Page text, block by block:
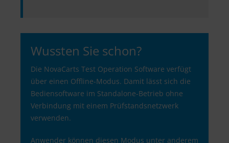
Wussten Sie schon?
Die NovaCarts Test Operation Software verfügt
über einen Offline-Modus. Damit lässt sich die
Bediensoftware im Standalone-Betrieb ohne
Verbindung mit einem Prüfstandsnetzwerk
verwenden.
Anwender können diesen Modus unter anderem